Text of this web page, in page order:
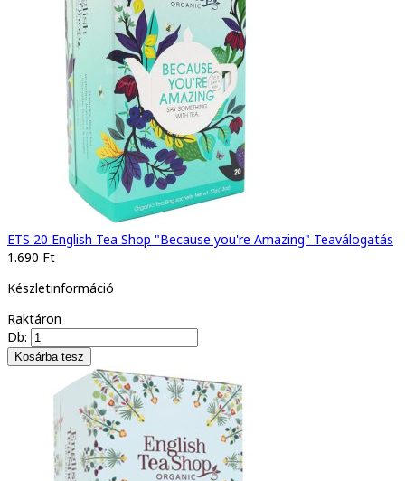
ETS 20 English Tea Shop "Because you're Amazing" Teaválogatás
1.690 Ft
Készletinformáció
Raktáron
Db: